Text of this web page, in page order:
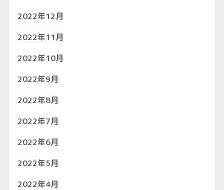
2022年12月
2022年11月
2022年10月
2022年9月
2022年8月
2022年7月
2022年6月
2022年5月
2022年4月